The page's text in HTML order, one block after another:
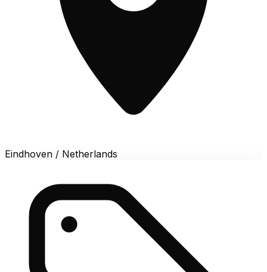
Eindhoven / Netherlands